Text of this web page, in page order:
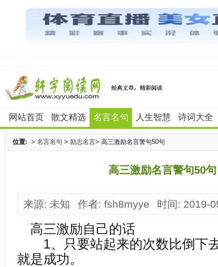
网站首页 散文精选 名言名句 人生智慧 诗词大全
位置: > 名言名句 > 励志名言> 高三激励名言警句50句
高三激励名言警句50句
来源: 未知 作者: fsh8myye 时间: 2019-
高三激励自己的话
1、只要站起来的次数比倒下
就是成功。